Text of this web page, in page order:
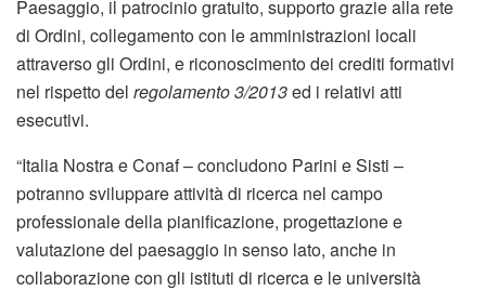
Paesaggio, il patrocinio gratuito, supporto grazie alla rete
di Ordini, collegamento con le amministrazioni locali
attraverso gli Ordini, e riconoscimento dei crediti formativi
nel rispetto del regolamento 3/2013ed i relativi atti
esecutivi.
“Italia Nostra e Conaf – concludono Parini e Sisti –
potranno sviluppare attività di ricerca nel campo
professionale della pianificazione, progettazione e
valutazione del paesaggio in senso lato, anche in
collaborazione con gli istituti di ricerca e le università